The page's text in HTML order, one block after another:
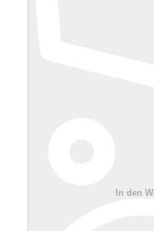
In den